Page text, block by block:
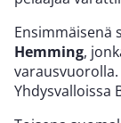
Ensimmäisenä
Hemming,
Yhdysvalloissa